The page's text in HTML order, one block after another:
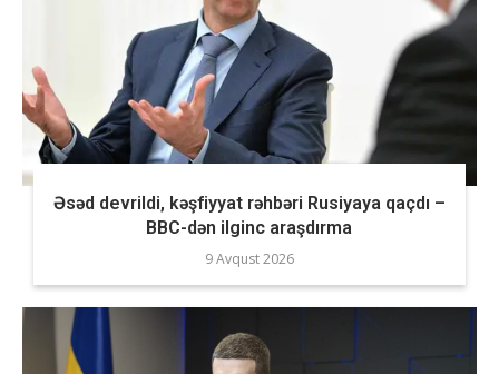
Əsəd devrildi, kəşfiyyat rəhbəri Rusiyaya qaçdı –
BBC-dən ilginc araşdırma
9 Avqust 2026